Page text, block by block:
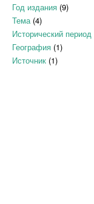
Год издания (9)
Тема(4)
Исторический период
География (1)
Источник (1)